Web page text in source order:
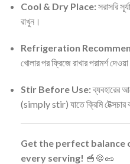
Cool & Dry Place:সরাসরি
রাখুন।
Refrigeration
খোলার পর ফ্রিজে রাখার পরামর্শ
Stir Before Use:ব্যবহারের
(simply stir) যাতে ক্রিমি টেক্সচার
Get the perfect balance
every serving! 🥣🍪🥜